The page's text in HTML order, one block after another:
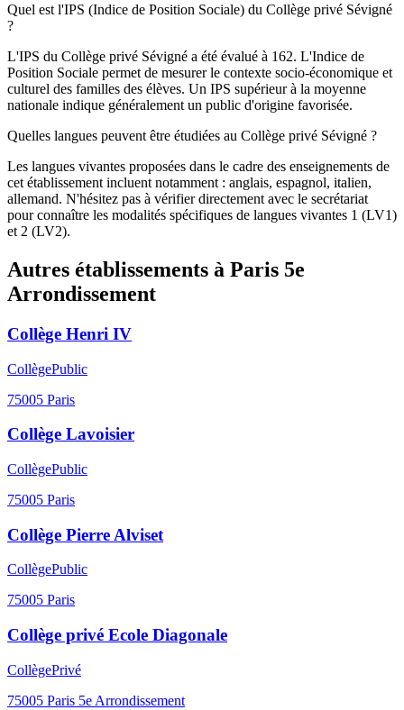
Quel est l'IPS (Indice de Position Sociale) du Collège privé Sévigné
?
L'IPS du Collège privé Sévigné a été évalué à 162. L'Indice de
Position Sociale permet de mesurer le contexte socio-économique et
culturel des familles des élèves. Un IPS supérieur à la moyenne
nationale indique généralement un public d'origine favorisée.
Quelles langues peuvent être étudiées au Collège privé Sévigné ?
Les langues vivantes proposées dans le cadre des enseignements de
cet établissement incluent notamment : anglais, espagnol, italien,
allemand. N'hésitez pas à vérifier directement avec le secrétariat
pour connaître les modalités spécifiques de langues vivantes 1 (LV1)
et 2 (LV2).
Autres établissements à Paris 5e
Arrondissement
Collège Henri IV
CollègePublic
75005 Paris
Collège Lavoisier
CollègePublic
75005 Paris
Collège Pierre Alviset
CollègePublic
75005 Paris
Collège privé Ecole Diagonale
CollègePrivé
75005 Paris 5e Arrondissement